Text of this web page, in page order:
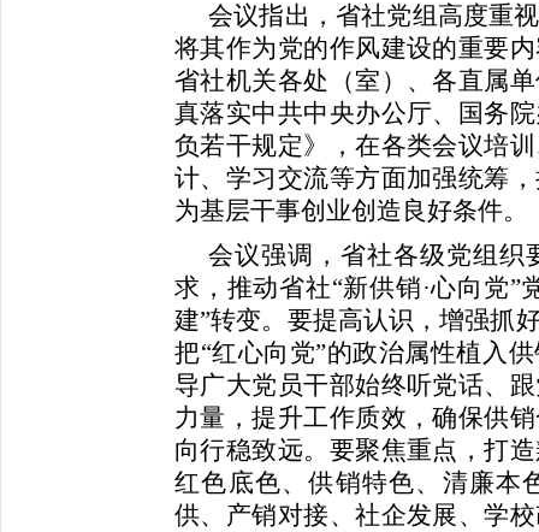
会议指出，省社党组高度重
将其作为党的作风建设的重要
省社机关各处（室）、各直属
真落实中共中央办公厅、国务
负若干规定》，在各类会议培
计、学习交流等方面加强统筹
为基层干事创业创造良好条件。
会议强调，省社各级党组织
求，推动省社“新供销·心向党”
建”转变。要提高认识，增强抓
把“红心向党”的政治属性植入
导广大党员干部始终听党话、
力量，提升工作质效，确保供
向行稳致远。要聚焦重点，打
红色底色、供销特色、清廉本
供、产销对接、社企发展、学